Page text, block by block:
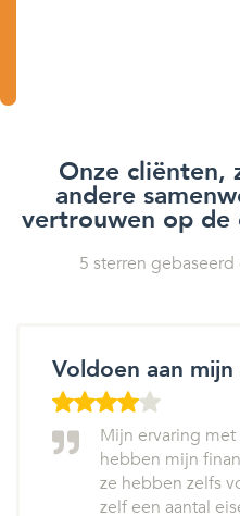
Onze cliënten,
andere
vertrouwen op de
5 sterren gebaseerd
Voldoen aan mijn
Mijn ervaring
hebben mijn
ze hebben zelfs
zelf een aantal